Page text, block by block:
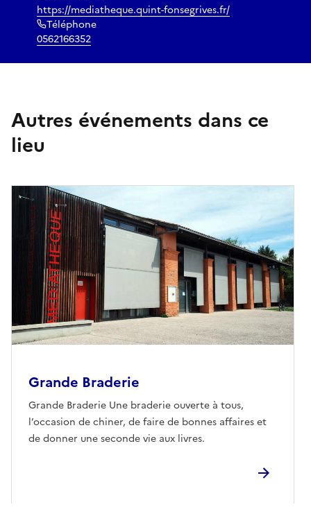
https://mediatheque.quint-fonsegrives.fr/
Téléphone
0562166352
Autres événements dans ce
lieu
Grande Braderie
Grande Braderie Une braderie ouverte à tous,
l’occasion de chiner, de faire de bonnes affaires et
de donner une seconde vie aux livres.